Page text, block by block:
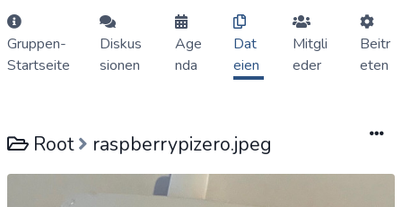
Gruppen-
Startseite
Diskus
sionen
Age
nda
Dat
eien
Mitgli
eder
Beitr
eten
Root raspberrypizero.jpeg